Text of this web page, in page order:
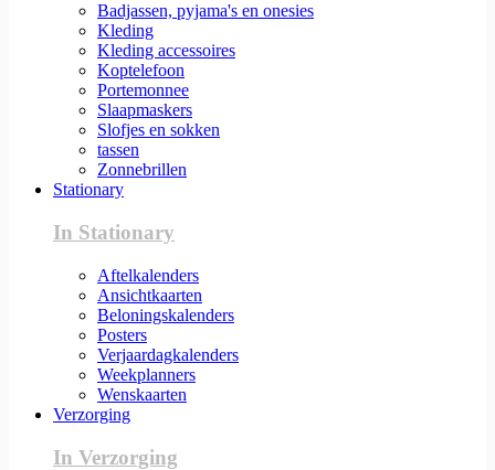
Badjassen, pyjama's en onesies
Kleding
Kleding accessoires
Koptelefoon
Portemonnee
Slaapmaskers
Slofjes en sokken
tassen
Zonnebrillen
Stationary
In Stationary
Aftelkalenders
Ansichtkaarten
Beloningskalenders
Posters
Verjaardagkalenders
Weekplanners
Wenskaarten
Verzorging
In Verzorging